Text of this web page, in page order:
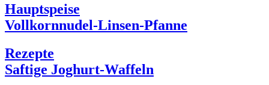
Hauptspeise
Vollkornnudel-Linsen-Pfanne
Rezepte
Saftige Joghurt-Waffeln